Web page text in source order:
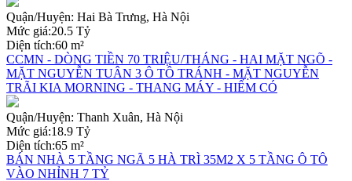
Quận/Huyện: Hai Bà Trưng, Hà Nội
Mức giá:20.5 Tỷ
Diện tích:60 m²
CCMN - DÒNG TIỀN 70 TRIỆU/THÁNG - HAI MẶT NGÕ -
MẶT NGUYỄN TUÂN 3 Ô TÔ TRÁNH - MẶT NGUYỄN
TRÃI KIA MORNING - THANG MÁY - HIẾM CÓ
Quận/Huyện: Thanh Xuân, Hà Nội
Mức giá:18.9 Tỷ
Diện tích:65 m²
BÁN NHÀ 5 TẦNG NGÃ 5 HÀ TRÌ 35M2 X 5 TẦNG Ô TÔ
VÀO NHỈNH 7 TỶ